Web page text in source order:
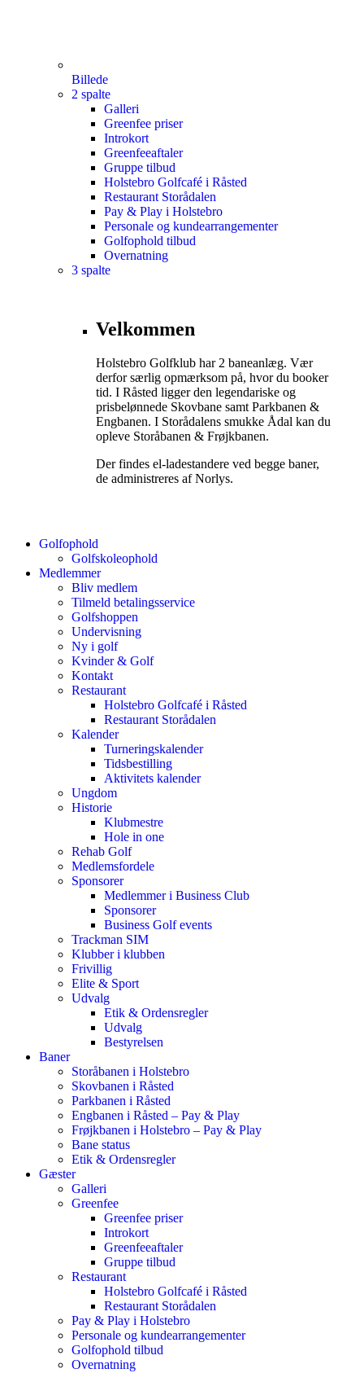
Billede
2 spalte
Galleri
Greenfee priser
Introkort
Greenfeeaftaler
Gruppe tilbud
Holstebro Golfcafé i Råsted
Restaurant Storådalen
Pay & Play i Holstebro
Personale og kundearrangementer
Golfophold tilbud
Overnatning
3 spalte
Velkommen
Holstebro Golfklub har 2 baneanlæg. Vær
derfor særlig opmærksom på, hvor du booker
tid. I Råsted ligger den legendariske og
prisbelønnede Skovbane samt Parkbanen &
Engbanen. I Storådalens smukke Ådal kan du
opleve Storåbanen & Frøjkbanen.
Der findes el-ladestandere ved begge baner,
de administreres af Norlys.
Golfophold
Golfskoleophold
Medlemmer
Bliv medlem
Tilmeld betalingsservice
Golfshoppen
Undervisning
Ny i golf
Kvinder & Golf
Kontakt
Restaurant
Holstebro Golfcafé i Råsted
Restaurant Storådalen
Kalender
Turneringskalender
Tidsbestilling
Aktivitets kalender
Ungdom
Historie
Klubmestre
Hole in one
Rehab Golf
Medlemsfordele
Sponsorer
Medlemmer i Business Club
Sponsorer
Business Golf events
Trackman SIM
Klubber i klubben
Frivillig
Elite & Sport
Udvalg
Etik & Ordensregler
Udvalg
Bestyrelsen
Baner
Storåbanen i Holstebro
Skovbanen i Råsted
Parkbanen i Råsted
Engbanen i Råsted – Pay & Play
Frøjkbanen i Holstebro – Pay & Play
Bane status
Etik & Ordensregler
Gæster
Galleri
Greenfee
Greenfee priser
Introkort
Greenfeeaftaler
Gruppe tilbud
Restaurant
Holstebro Golfcafé i Råsted
Restaurant Storådalen
Pay & Play i Holstebro
Personale og kundearrangementer
Golfophold tilbud
Overnatning